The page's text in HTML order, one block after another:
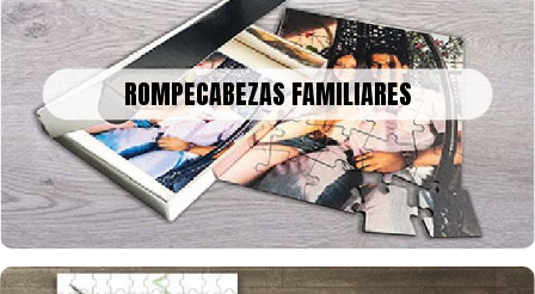
ROMPECABEZAS FAMILIARES
ROMPECABEZAS FAMILIARES
Un bonito recuerdo para decorar o enmarcar en la historia, tus
fotos o collage en rompecabezas, para celebrar una fecha
especial